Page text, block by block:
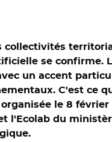
collectivités
se confirme.
un accent
C'est ce
le 8 février
l'Ecolab du
Céline Colucci,
Caroline